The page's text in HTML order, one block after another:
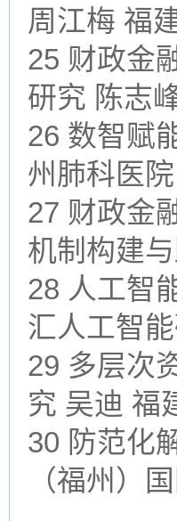
周江梅 福
25 财政金
研究 陈志
26 数智赋
州肺科医院
27 财政金
机制构建
28 人工智
汇人工智
29 多层次
究 吴迪 福
30 防范化
（福州）